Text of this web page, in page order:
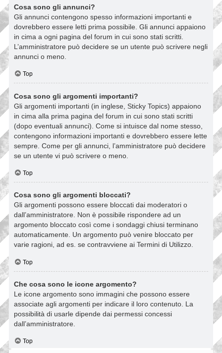
Cosa sono gli annunci?
Gli annunci contengono spesso informazioni importanti e
dovrebbero essere letti prima possibile. Gli annunci appaiono
in cima a ogni pagina del forum in cui sono stati scritti.
L’amministratore può decidere se un utente può scrivere negli
annunci o meno.
Top
Cosa sono gli argomenti importanti?
Gli argomenti importanti (in inglese, Sticky Topics) appaiono
in cima alla prima pagina del forum in cui sono stati scritti
(dopo eventuali annunci). Come si intuisce dal nome stesso,
contengono informazioni importanti e dovrebbero essere lette
sempre. Come per gli annunci, l’amministratore può decidere
se un utente vi può scrivere o meno.
Top
Cosa sono gli argomenti bloccati?
Gli argomenti possono essere bloccati dai moderatori o
dall’amministratore. Non è possibile rispondere ad un
argomento bloccato così come i sondaggi chiusi terminano
automaticamente. Un argomento può venire bloccato per
varie ragioni, ad es. se contravviene ai Termini di Utilizzo.
Top
Che cosa sono le icone argomento?
Le icone argomento sono immagini che possono essere
associate agli argomenti per indicare il loro contenuto. La
possibilità di usarle dipende dai permessi concessi
dall’amministratore.
Top